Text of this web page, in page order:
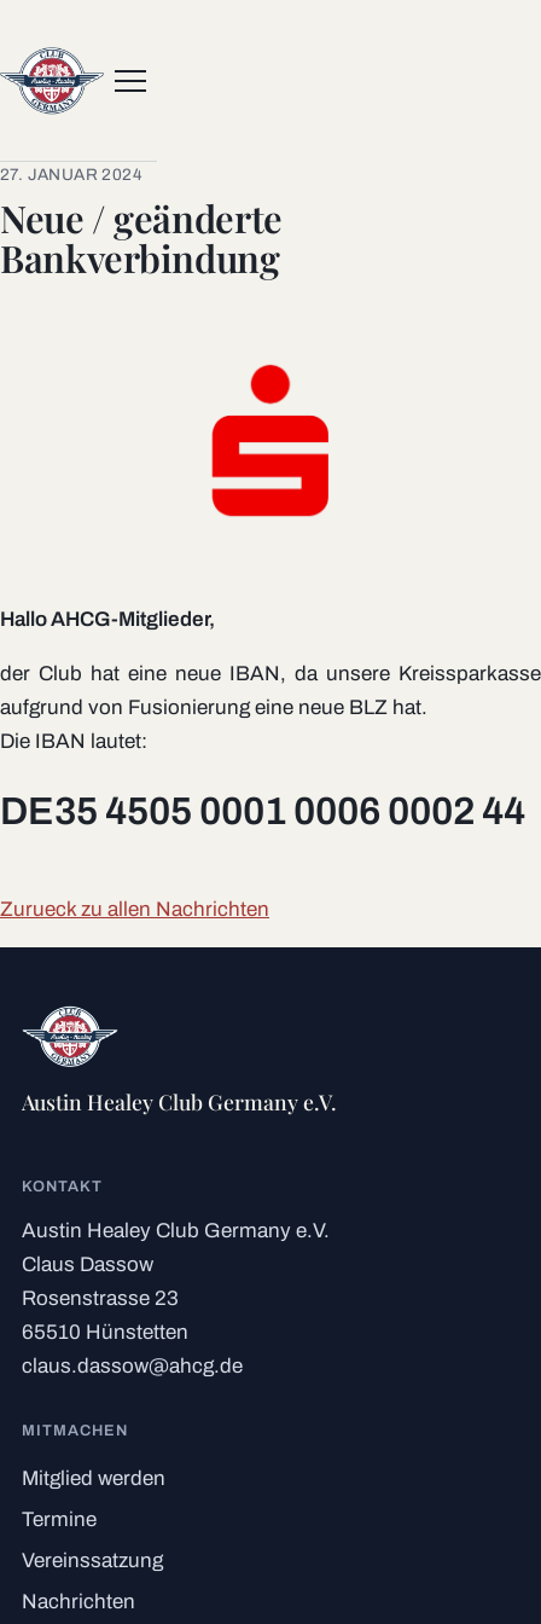
27. JANUAR 2024
Neue / geänderte
Bankverbindung
Hallo AHCG-Mitglieder,
der Club hat eine neue IBAN, da unsere Kreissparkasse
aufgrund von Fusionierung eine neue BLZ hat.
Die IBAN lautet:
DE35 4505 0001 0006 0002 44
Zurueck zu allen Nachrichten
Austin Healey Club Germany e.V.
KONTAKT
Austin Healey Club Germany e.V.
Claus Dassow
Rosenstrasse 23
65510 Hünstetten
claus.dassow@ahcg.de
MITMACHEN
Mitglied werden
Termine
Vereinssatzung
Nachrichten